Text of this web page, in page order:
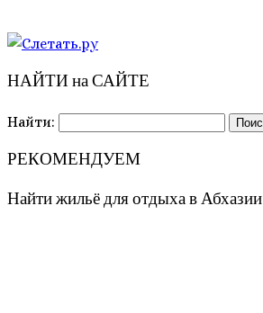
НАЙТИ на САЙТЕ
Найти:
РЕКОМЕНДУЕМ
Найти жильё для отдыха в Абхазии